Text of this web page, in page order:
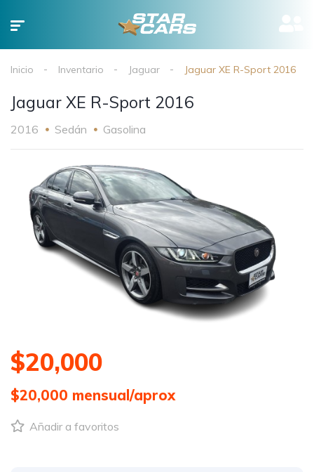
Inicio Inventario Jaguar Jaguar XE R-Sport 2016
Jaguar XE R-Sport 2016
2016 Sedán Gasolina
$20,000
$20,000 mensual/aprox
Añadir a favoritos